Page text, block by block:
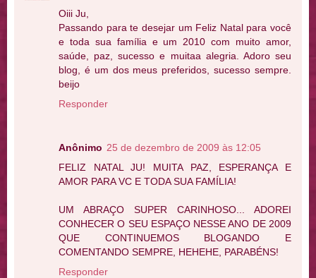
Oiii Ju,
Passando para te desejar um Feliz Natal para você
e toda sua família e um 2010 com muito amor,
saúde, paz, sucesso e muitaa alegria. Adoro seu
blog, é um dos meus preferidos, sucesso sempre.
beijo
Responder
Anônimo 25 de dezembro de 2009 às 12:05
FELIZ NATAL JU! MUITA PAZ, ESPERANÇA E
AMOR PARA VC E TODA SUA FAMÍLIA!
UM ABRAÇO SUPER CARINHOSO... ADOREI
CONHECER O SEU ESPAÇO NESSE ANO DE 2009
QUE CONTINUEMOS BLOGANDO E
COMENTANDO SEMPRE, HEHEHE, PARABÉNS!
Responder